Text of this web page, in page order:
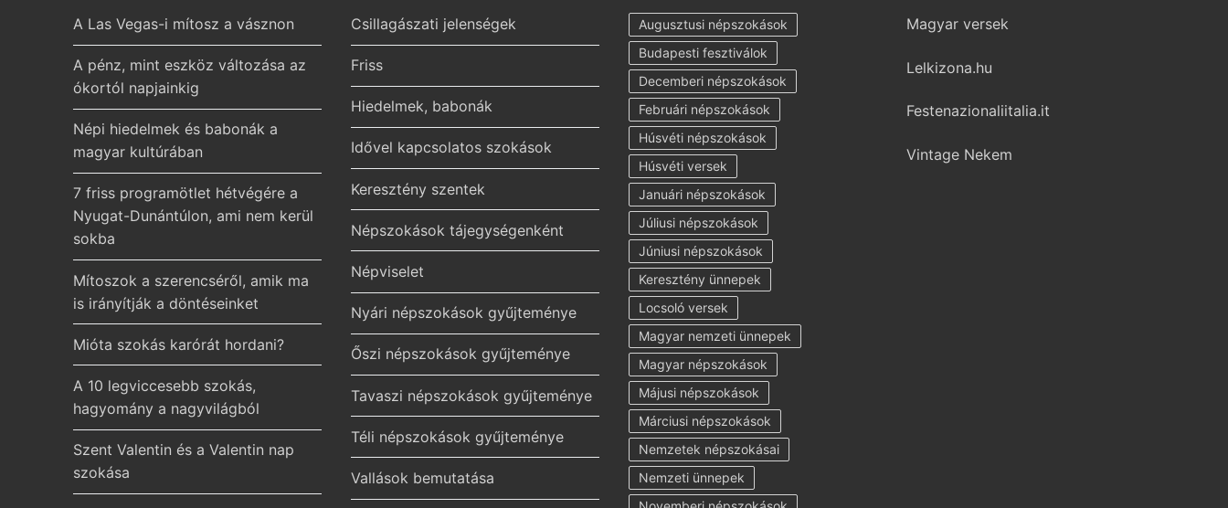
A Las Vegas-i mítosz a vásznon
A pénz, mint eszköz változása az
ókortól napjainkig
Népi hiedelmek és babonák a
magyar kultúrában
7 friss programötlet hétvégére a
Nyugat-Dunántúlon, ami nem kerül
sokba
Mítoszok a szerencséről, amik ma
is irányítják a döntéseinket
Mióta szokás karórát hordani?
A 10 legviccesebb szokás,
hagyomány a nagyvilágból
Szent Valentin és a Valentin nap
szokása
Csillagászati jelenségek
Friss
Hiedelmek, babonák
Idővel kapcsolatos szokások
Keresztény szentek
Népszokások tájegységenként
Népviselet
Nyári népszokások gyűjteménye
Őszi népszokások gyűjteménye
Tavaszi népszokások gyűjteménye
Téli népszokások gyűjteménye
Vallások bemutatása
Augusztusi népszokások
Budapesti fesztiválok
Decemberi népszokások
Februári népszokások
Húsvéti népszokások
Húsvéti versek
Januári népszokások
Júliusi népszokások
Júniusi népszokások
Keresztény ünnepek
Locsoló versek
Magyar nemzeti ünnepek
Magyar népszokások
Májusi népszokások
Márciusi népszokások
Nemzetek népszokásai
Nemzeti ünnepek
Magyar versek
Lelkizona.hu
Festenazionaliitalia.it
Vintage Nekem